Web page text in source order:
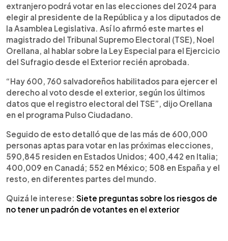
extranjero podrá votar en las elecciones del 2024 para
elegir al presidente de la República y a los diputados de
la Asamblea Legislativa. Así lo afirmó este martes el
magistrado del Tribunal Supremo Electoral (TSE), Noel
Orellana, al hablar sobre la Ley Especial para el Ejercicio
del Sufragio desde el Exterior recién aprobada.
“Hay 600, 760 salvadoreños habilitados para ejercer el
derecho al voto desde el exterior, según los últimos
datos que el registro electoral del TSE”, dijo Orellana
en el programa Pulso Ciudadano.
Seguido de esto detalló que de las más de 600,000
personas aptas para votar en las próximas elecciones,
590,845 residen en Estados Unidos; 400,442 en Italia;
400,009 en Canadá; 552 en México; 508 en España y el
resto, en diferentes partes del mundo.
Quizá le interese: Siete preguntas sobre los riesgos de
no tener un padrón de votantes en el exterior